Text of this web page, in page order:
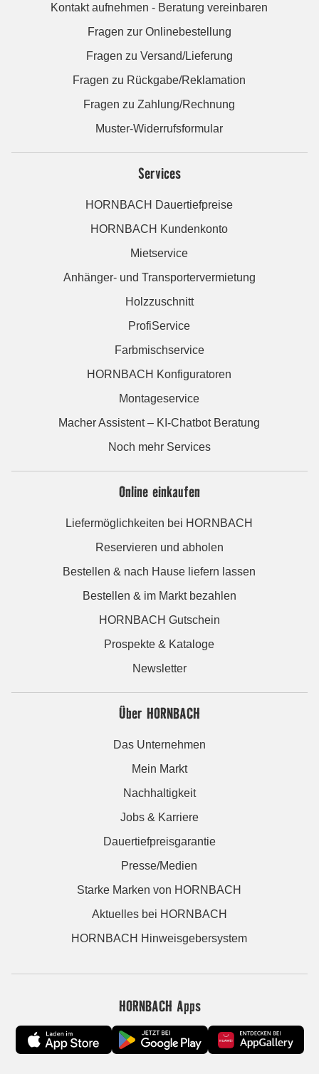
Kontakt aufnehmen - Beratung vereinbaren
Fragen zur Onlinebestellung
Fragen zu Versand/Lieferung
Fragen zu Rückgabe/Reklamation
Fragen zu Zahlung/Rechnung
Muster-Widerrufsformular
Services
HORNBACH Dauertiefpreise
HORNBACH Kundenkonto
Mietservice
Anhänger- und Transportervermietung
Holzzuschnitt
ProfiService
Farbmischservice
HORNBACH Konfiguratoren
Montageservice
Macher Assistent – KI-Chatbot Beratung
Noch mehr Services
Online einkaufen
Liefermöglichkeiten bei HORNBACH
Reservieren und abholen
Bestellen & nach Hause liefern lassen
Bestellen & im Markt bezahlen
HORNBACH Gutschein
Prospekte & Kataloge
Newsletter
Über HORNBACH
Das Unternehmen
Mein Markt
Nachhaltigkeit
Jobs & Karriere
Dauertiefpreisgarantie
Presse/Medien
Starke Marken von HORNBACH
Aktuelles bei HORNBACH
HORNBACH Hinweisgebersystem
HORNBACH Apps